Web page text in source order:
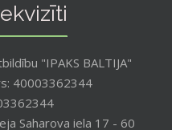
"IPAKS BALTIJA"
40003362344
Saharova iela 17 - 60